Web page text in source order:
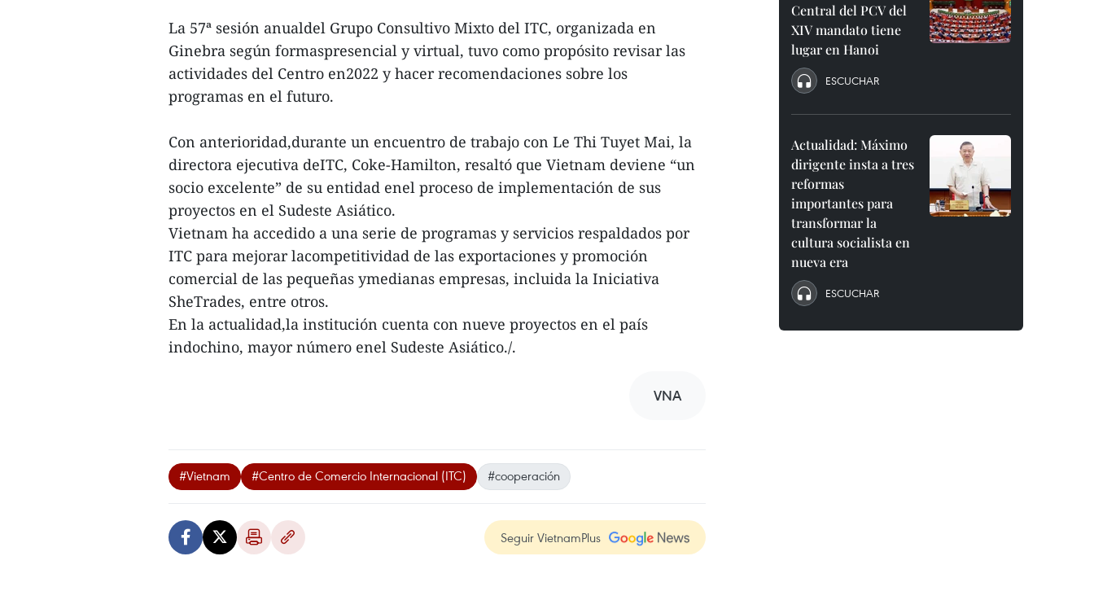
La 57ª sesión anualdel Grupo Consultivo Mixto del ITC, organizada en
Ginebra según formaspresencial y virtual, tuvo como propósito revisar las
actividades del Centro en2022 y hacer recomendaciones sobre los
programas en el futuro.
Con anterioridad,durante un encuentro de trabajo con Le Thi Tuyet Mai, la
directora ejecutiva deITC, Coke-Hamilton, resaltó que Vietnam deviene “un
socio excelente” de su entidad enel proceso de implementación de sus
proyectos en el Sudeste Asiático.
Vietnam ha accedido a una serie de programas y servicios respaldados por
ITC para mejorar lacompetitividad de las exportaciones y promoción
comercial de las pequeñas ymedianas empresas, incluida la Iniciativa
SheTrades, entre otros.
En la actualidad,la institución cuenta con nueve proyectos en el país
indochino, mayor número enel Sudeste Asiático./.
VNA
#Vietnam #Centro de Comercio Internacional (ITC) #cooperación
Seguir VietnamPlus
Central del PCV del
XIV mandato tiene
lugar en Hanoi
ESCUCHAR
Actualidad: Máximo
dirigente insta a tres
reformas
importantes para
transformar la
cultura socialista en
nueva era
ESCUCHAR